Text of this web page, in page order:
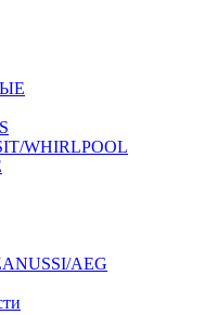
WHIRLPOOL
AEG